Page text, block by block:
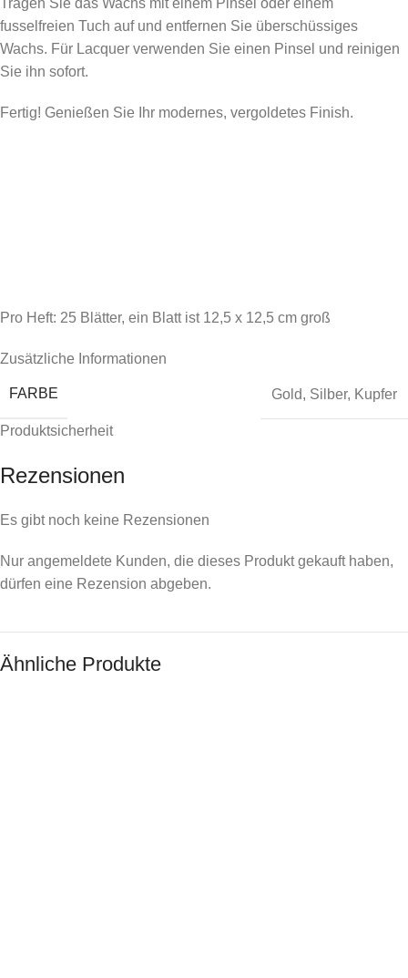
Tragen Sie das Wachs mit einem Pinsel oder einem
fusselfreien Tuch auf und entfernen Sie überschüssiges
Wachs. Für Lacquer verwenden Sie einen Pinsel und reinigen
Sie ihn sofort.
Fertig! Genießen Sie Ihr modernes, vergoldetes Finish.
Pro Heft: 25 Blätter, ein Blatt ist 12,5 x 12,5 cm groß
Zusätzliche Informationen
FARBE Gold, Silber, Kupfer
Produktsicherheit
Rezensionen
Es gibt noch keine Rezensionen
Nur angemeldete Kunden, die dieses Produkt gekauft haben,
dürfen eine Rezension abgeben.
Ähnliche Produkte